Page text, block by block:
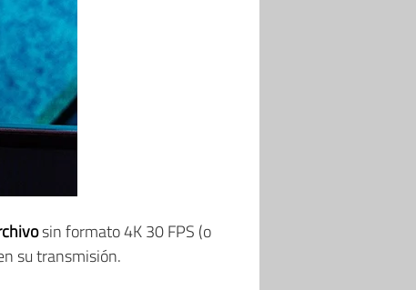
sin formato 4K 30 FPS (o
su transmisión.